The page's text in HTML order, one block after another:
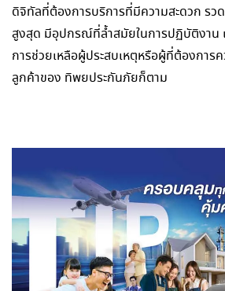
ดิจิทัลที่ต้องการบริการที่มีความสะดวก รว
สูงสุด มีอุปกรณ์ที่ล้ำสมัยในการปฏิบัติงาน
การช่วยเหลือผู้ประสบเหตุหรือผู้ที่ต้องการ
ลูกค้าของ ทิพยประกันภัยก็ตาม